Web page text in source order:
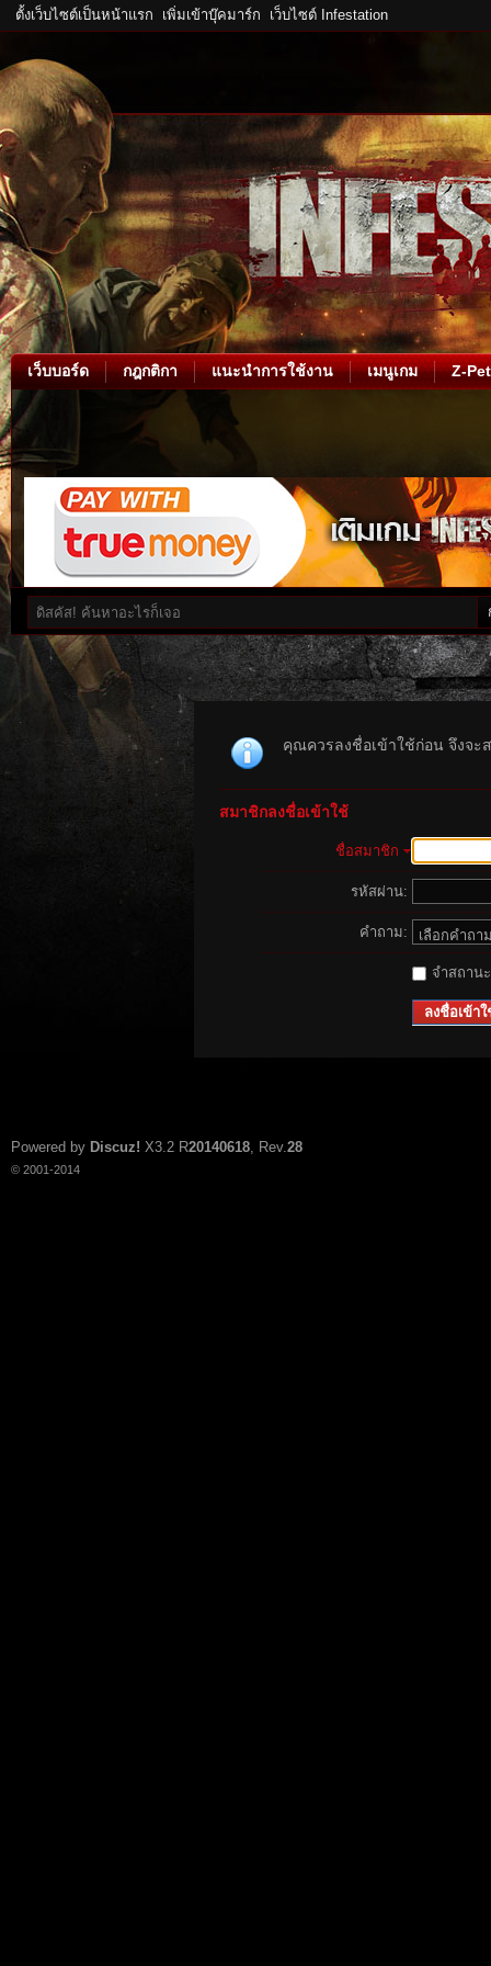
ตั้งเว็บไซต์เป็นหน้าแรก เพิ่มเข้าบุ๊คมาร์ก เว็บไซต์ Infestation
เว็บบอร์ด กฎกติกา แนะนำการใช้งาน เมนูเกม Z-Pet
คุณควรลงชื่อเข้าใช้ก่อน จึงจะ
สมาชิกลงชื่อเข้าใช้
ชื่อสมาชิก
รหัสผ่าน:
คำถาม:
จำสถาน
ลงชื่อเข้าใ
Powered by Discuz! X3.2 R20140618, Rev.28
© 2001-2014